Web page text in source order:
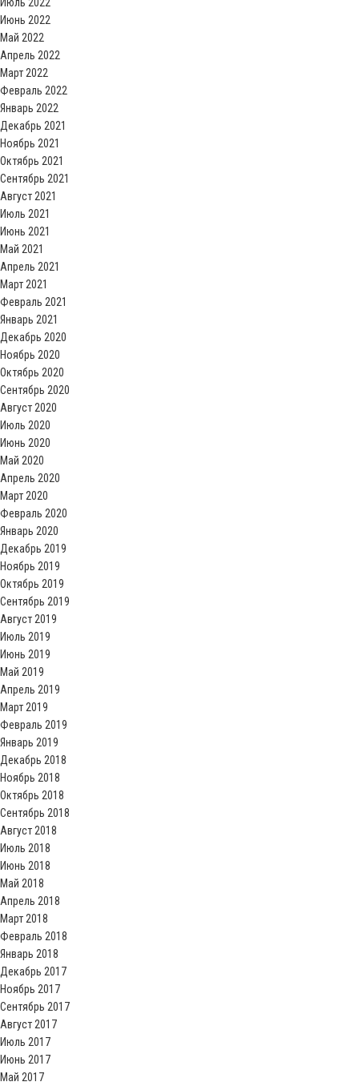
Июнь 2022
Май 2022
Апрель 2022
Март 2022
Февраль 2022
Январь 2022
Декабрь 2021
Ноябрь 2021
Октябрь 2021
Сентябрь 2021
Август 2021
Июль 2021
Июнь 2021
Май 2021
Апрель 2021
Март 2021
Февраль 2021
Январь 2021
Декабрь 2020
Ноябрь 2020
Октябрь 2020
Сентябрь 2020
Август 2020
Июль 2020
Июнь 2020
Май 2020
Апрель 2020
Март 2020
Февраль 2020
Январь 2020
Декабрь 2019
Ноябрь 2019
Октябрь 2019
Сентябрь 2019
Август 2019
Июль 2019
Июнь 2019
Май 2019
Апрель 2019
Март 2019
Февраль 2019
Январь 2019
Декабрь 2018
Ноябрь 2018
Октябрь 2018
Сентябрь 2018
Август 2018
Июль 2018
Июнь 2018
Май 2018
Апрель 2018
Март 2018
Февраль 2018
Январь 2018
Декабрь 2017
Ноябрь 2017
Сентябрь 2017
Август 2017
Июль 2017
Июнь 2017
Май 2017